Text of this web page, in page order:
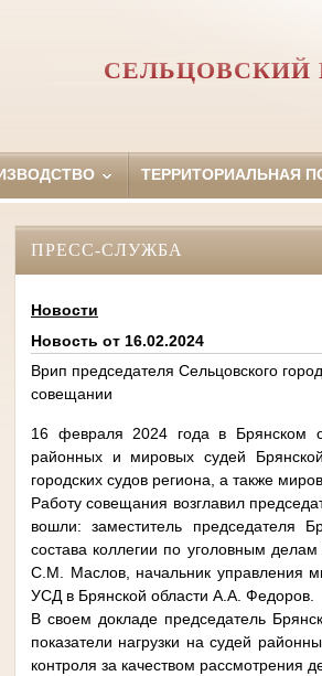
СЕЛЬЦОВСКИЙ
ТЕРРИТОРИАЛЬНАЯ
ПРЕСС-СЛУЖБА
Новости
Новость от 16.02.2024
Врип председателя Сельцовского
совещании
16 февраля 2024 года в Брянском
районных и мировых судей
городских судов региона, а также
Работу совещания возглавил
вошли: заместитель председателя
состава коллегии по уголовным
С.М. Маслов, начальник управления
УСД в Брянской области А.А. Федоров.
В своем докладе председатель
показатели нагрузки на судей
контроля за качеством рассмотрения